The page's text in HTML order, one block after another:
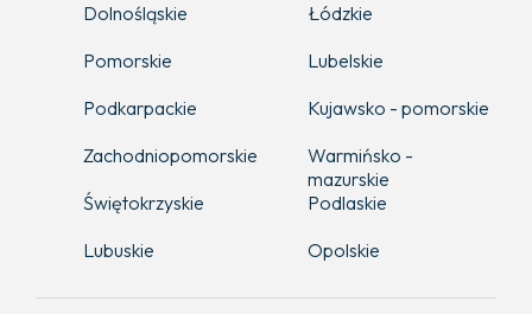
Dolnośląskie
Łódzkie
Pomorskie
Lubelskie
Podkarpackie
Kujawsko - pomorskie
Zachodniopomorskie
Warmińsko -
mazurskie
Świętokrzyskie
Podlaskie
Lubuskie
Opolskie